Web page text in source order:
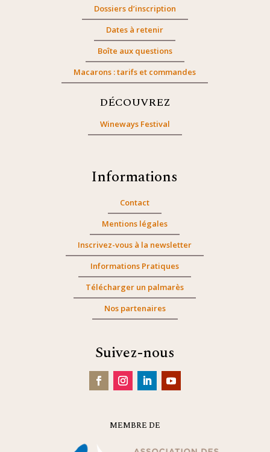
Dossiers d’inscription
Dates à retenir
Boîte aux questions
Macarons : tarifs et commandes
DÉCOUVREZ
Wineways Festival
Informations
Contact
Mentions légales
Inscrivez-vous à la newsletter
Informations Pratiques
Télécharger un palmarès
Nos partenaires
Suivez-nous
MEMBRE DE